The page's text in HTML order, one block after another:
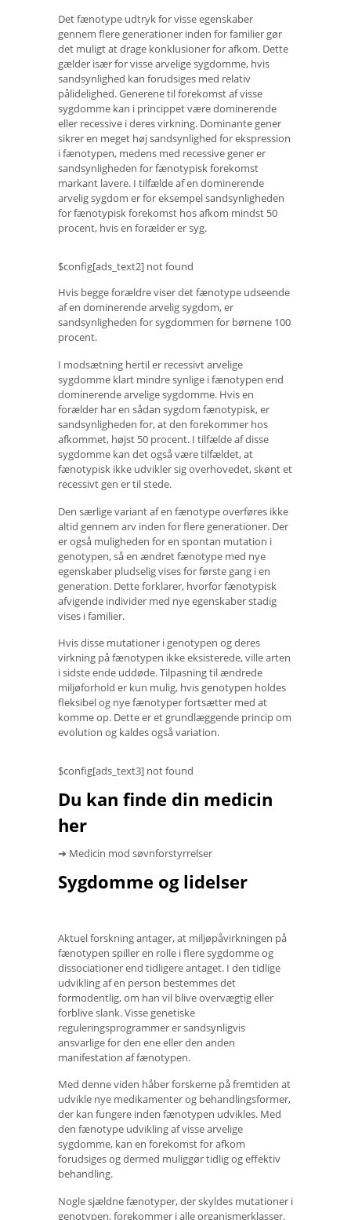
Det fænotype udtryk for visse egenskaber
gennem flere generationer inden for familier gør
det muligt at drage konklusioner for afkom. Dette
gælder især for visse arvelige sygdomme, hvis
sandsynlighed kan forudsiges med relativ
pålidelighed. Generene til forekomst af visse
sygdomme kan i princippet være dominerende
eller recessive i deres virkning. Dominante gener
sikrer en meget høj sandsynlighed for ekspression
i fænotypen, medens med recessive gener er
sandsynligheden for fænotypisk forekomst
markant lavere. I tilfælde af en dominerende
arvelig sygdom er for eksempel sandsynligheden
for fænotypisk forekomst hos afkom mindst 50
procent, hvis en forælder er syg.
$config[ads_text2] not found
Hvis begge forældre viser det fænotype udseende
af en dominerende arvelig sygdom, er
sandsynligheden for sygdommen for børnene 100
procent.
I modsætning hertil er recessivt arvelige
sygdomme klart mindre synlige i fænotypen end
dominerende arvelige sygdomme. Hvis en
forælder har en sådan sygdom fænotypisk, er
sandsynligheden for, at den forekommer hos
afkommet, højst 50 procent. I tilfælde af disse
sygdomme kan det også være tilfældet, at
fænotypisk ikke udvikler sig overhovedet, skønt et
recessivt gen er til stede.
Den særlige variant af en fænotype overføres ikke
altid gennem arv inden for flere generationer. Der
er også muligheden for en spontan mutation i
genotypen, så en ændret fænotype med nye
egenskaber pludselig vises for første gang i en
generation. Dette forklarer, hvorfor fænotypisk
afvigende individer med nye egenskaber stadig
vises i familier.
Hvis disse mutationer i genotypen og deres
virkning på fænotypen ikke eksisterede, ville arten
i sidste ende uddøde. Tilpasning til ændrede
miljøforhold er kun mulig, hvis genotypen holdes
fleksibel og nye fænotyper fortsætter med at
komme op. Dette er et grundlæggende princip om
evolution og kaldes også variation.
$config[ads_text3] not found
Du kan finde din medicin
her
➔ Medicin mod søvnforstyrrelser
Sygdomme og lidelser
Aktuel forskning antager, at miljøpåvirkningen på
fænotypen spiller en rolle i flere sygdomme og
dissociationer end tidligere antaget. I den tidlige
udvikling af en person bestemmes det
formodentlig, om han vil blive overvægtig eller
forblive slank. Visse genetiske
reguleringsprogrammer er sandsynligvis
ansvarlige for den ene eller den anden
manifestation af fænotypen.
Med denne viden håber forskerne på fremtiden at
udvikle nye medikamenter og behandlingsformer,
der kan fungere inden fænotypen udvikles. Med
den fænotype udvikling af visse arvelige
sygdomme, kan en forekomst for afkom
forudsiges og dermed muliggør tidlig og effektiv
behandling.
Nogle sjældne fænotyper, der skyldes mutationer i
genotypen, forekommer i alle organismerklasser.